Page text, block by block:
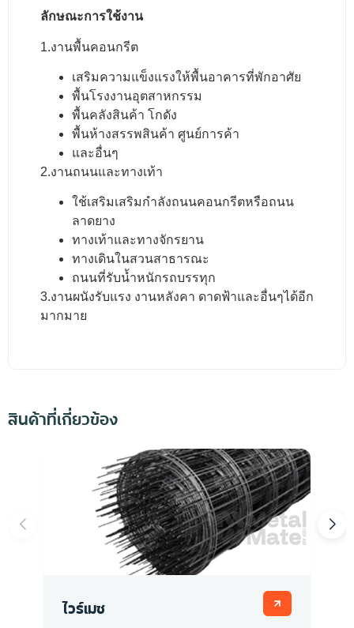
ลักษณะการใช้งาน
1.งานพื้นคอนกรีต
เสริมความแข็งแรงให้พื้นอาคารที่พักอาศัย
พื้นโรงงานอุตสาหกรรม
พื้นคลังสินค้า โกดัง
พื้นห้างสรรพสินค้า ศูนย์การค้า
และอื่นๆ
2.งานถนนและทางเท้า
ใช้เสริมเสริมกำลังถนนคอนกรีตหรือถนน
ลาดยาง
ทางเท้าและทางจักรยาน
ทางเดินในสวนสาธารณะ
ถนนที่รับน้ำหนักรถบรรทุก
3.งานผนังรับแรง งานหลังคา ดาดฟ้าและอื่นๆได้อีก
มากมาย
สินค้าที่เกี่ยวข้อง
ไวร์เมช